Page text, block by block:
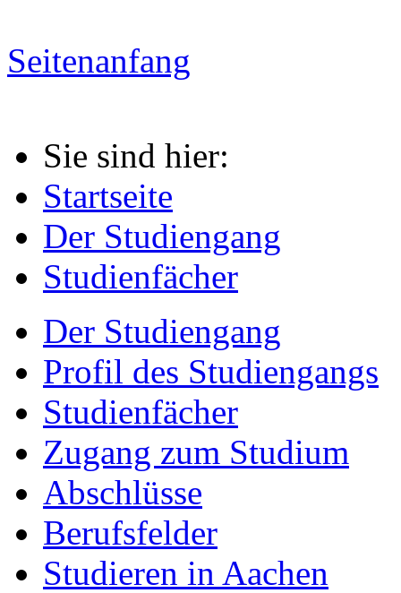
Seitenanfang
Sie sind hier:
Startseite
Der Studiengang
Studienfächer
Der Studiengang
Profil des Studiengangs
Studienfächer
Zugang zum Studium
Abschlüsse
Berufsfelder
Studieren in Aachen